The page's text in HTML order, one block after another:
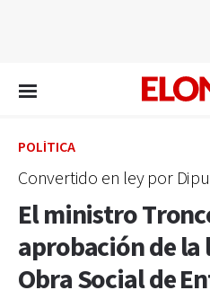
POLÍTICA
Convertido en ley por
El ministro
aprobación de la
Obra Social de